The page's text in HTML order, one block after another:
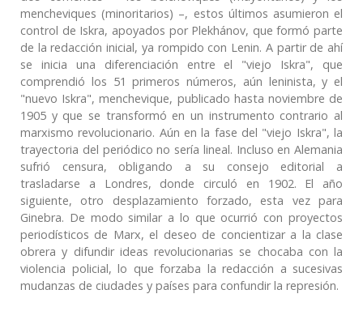
mencheviques (minoritarios) –, estos últimos asumieron el
control de Iskra, apoyados por Plekhánov, que formó parte
de la redacción inicial, ya rompido con Lenin. A partir de ahí
se inicia una diferenciación entre el "viejo Iskra", que
comprendió los 51 primeros números, aún leninista, y el
"nuevo Iskra", menchevique, publicado hasta noviembre de
1905 y que se transformó en un instrumento contrario al
marxismo revolucionario. Aún en la fase del "viejo Iskra", la
trayectoria del periódico no sería lineal. Incluso en Alemania
sufrió censura, obligando a su consejo editorial a
trasladarse a Londres, donde circuló en 1902. El año
siguiente, otro desplazamiento forzado, esta vez para
Ginebra. De modo similar a lo que ocurrió con proyectos
periodísticos de Marx, el deseo de concientizar a la clase
obrera y difundir ideas revolucionarias se chocaba con la
violencia policial, lo que forzaba la redacción a sucesivas
mudanzas de ciudades y países para confundir la represión.